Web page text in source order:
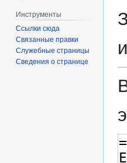
Инструменты
Ссылки сюда
Связанные правки
Служебные страницы
Сведения о странице